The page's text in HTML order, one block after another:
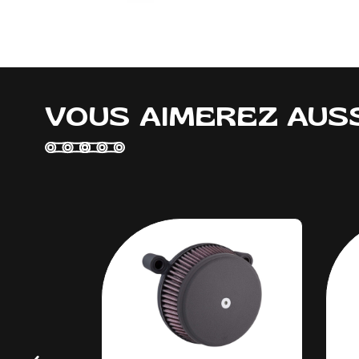
VOUS AIMEREZ